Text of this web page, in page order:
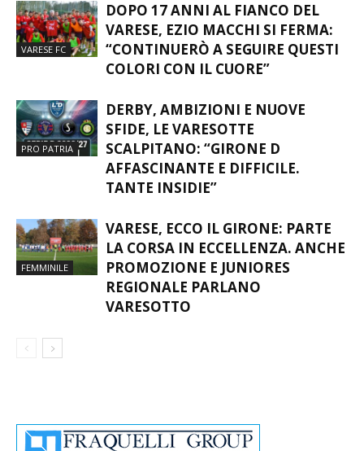
VARESE FC
DOPO 17 ANNI AL FIANCO DEL
VARESE, EZIO MACCHI SI FERMA:
“CONTINUERÒ A SEGUIRE QUESTI
COLORI CON IL CUORE”
PRO PATRIA
DERBY, AMBIZIONI E NUOVE
SFIDE, LE VARESOTTE
SCALPITANO: “GIRONE D
AFFASCINANTE E DIFFICILE.
TANTE INSIDIE”
FEMMINILE
VARESE, ECCO IL GIRONE: PARTE
LA CORSA IN ECCELLENZA. ANCHE
PROMOZIONE E JUNIORES
REGIONALE PARLANO
VARESOTTO